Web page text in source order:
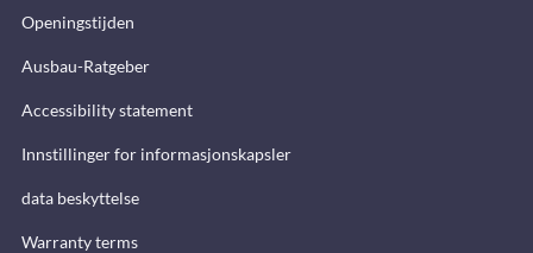
Openingstijden
Ausbau-Ratgeber
Accessibility statement
Innstillinger for informasjonskapsler
data beskyttelse
Warranty terms